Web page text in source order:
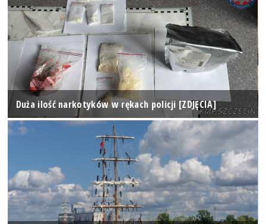
Duża ilość narkotyków w rękach policji [ZDJĘCIA]